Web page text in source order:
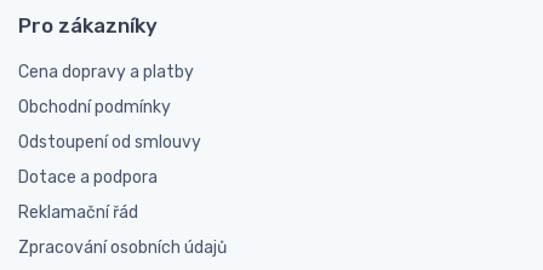
Pro zákazníky
Cena dopravy a platby
Obchodní podmínky
Odstoupení od smlouvy
Dotace a podpora
Reklamační řád
Zpracování osobních údajů